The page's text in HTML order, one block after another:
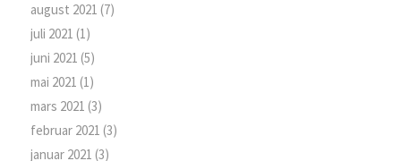
august 2021 (7)
juli 2021 (1)
juni 2021 (5)
mai 2021 (1)
mars 2021 (3)
februar 2021 (3)
januar 2021 (3)